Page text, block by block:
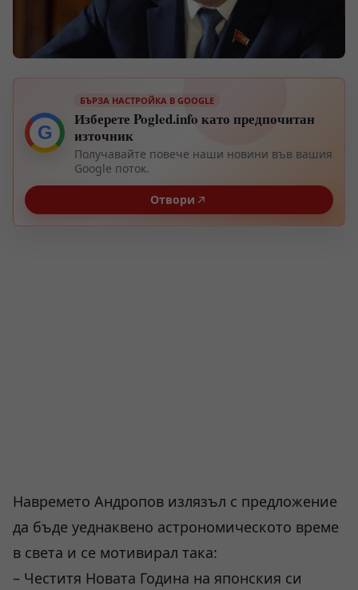
G
БЪРЗА НАСТРОЙКА В GOOGLE
Изберете Pogled.info като предпочитан
източник
Получавайте повече наши новини във вашия
Google поток.
Отвори
Навремето Андропов излязъл с предложение
да бъде уеднаквено астрономическото време
в света и се мотивирал така:
– Честитя Новата Година на японския си